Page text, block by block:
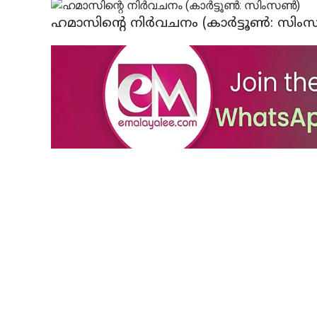
ഹമാസിന്റെ നിര്‍വചനം (കാര്‍ട്ടൂണ്‍: